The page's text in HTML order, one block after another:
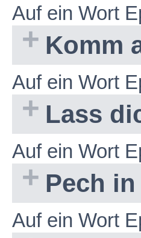
Auf ein Wort
Komm
Auf ein Wort
Lass
Auf ein Wort
Pech
Auf ein Wort